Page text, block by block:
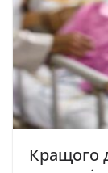
Кращого